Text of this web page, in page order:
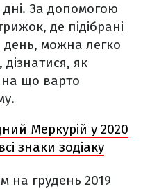
За допомогою
де підібрані
день, можна легко
як
на що варто
Меркурій у 2020
знаки зодіаку
на грудень 2019